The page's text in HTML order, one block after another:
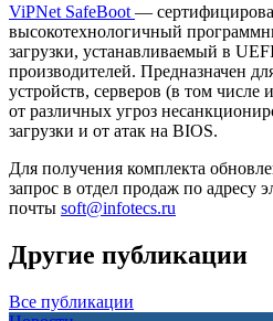
ViPNet SafeBoot —
высокотехнологичный
загрузки, устанавливаемый в
производителей. Предназначен
устройств, серверов (в том числе
от различных угроз
загрузки и от атак на BIOS.
Для получения комплекта
запрос в отдел продаж по адресу
почты soft@infotecs.ru
Другие публикации
Все публикации